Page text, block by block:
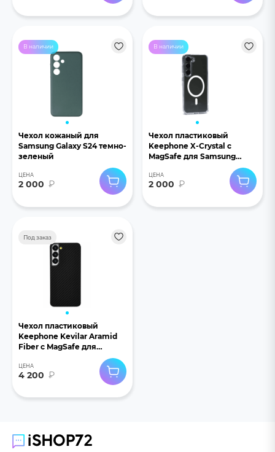
В наличии
Чехол кожаный для
Samsung Galaxy S24 темно-
зеленый
ЦЕНА
2 000 ₽
В наличии
Чехол пластиковый
Keephone X-Crystal с
MagSafe для Samsung
Galaxy S24 прозрачный
ЦЕНА
2 000 ₽
Под заказ
Чехол пластиковый
Keephone Kevilar Aramid
Fiber с MagSafe для
черный
ЦЕНА
4 200 ₽